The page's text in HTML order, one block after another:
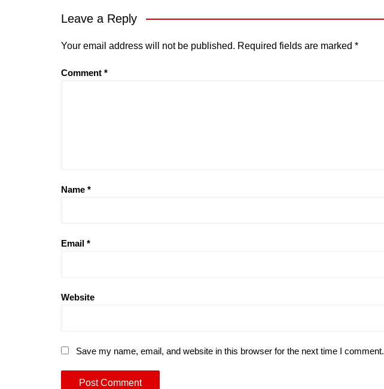
Leave a Reply
Your email address will not be published. Required fields are marked *
Comment *
Name *
Email *
Website
Save my name, email, and website in this browser for the next time I comment.